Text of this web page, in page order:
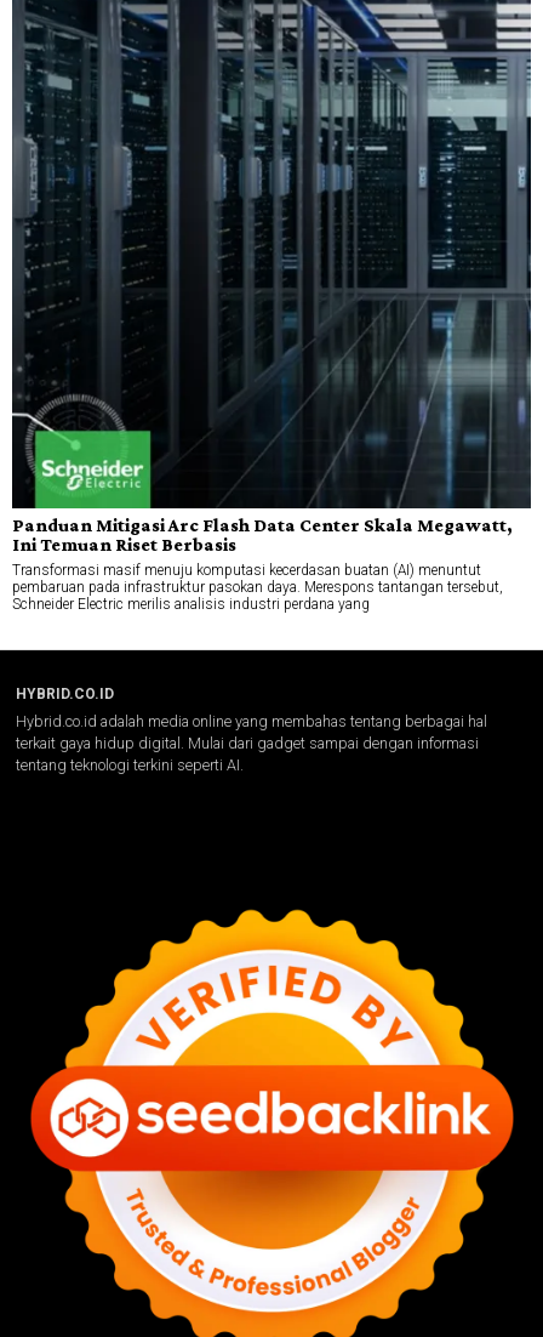
Panduan Mitigasi Arc Flash Data Center Skala Megawatt,
Ini Temuan Riset Berbasis
Transformasi masif menuju komputasi kecerdasan buatan (AI) menuntut
pembaruan pada infrastruktur pasokan daya. Merespons tantangan tersebut,
Schneider Electric merilis analisis industri perdana yang
HYBRID.CO.ID
Hybrid.co.id adalah media online yang membahas tentang berbagai hal
terkait gaya hidup digital. Mulai dari gadget sampai dengan informasi
tentang teknologi terkini seperti AI.